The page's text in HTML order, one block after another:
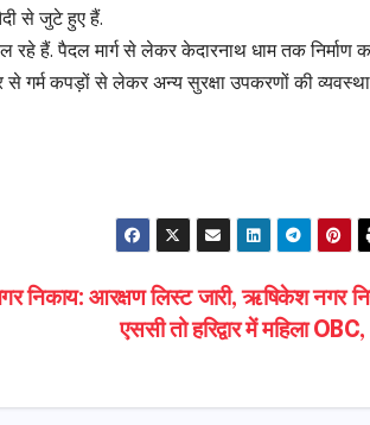
से जुटे हुए हैं.
रहे हैं. पैदल मार्ग से लेकर केदारनाथ धाम तक निर्माण
से गर्म कपड़ों से लेकर अन्य सुरक्षा उपकरणों की व्यवस्था
निकाय: आरक्षण लिस्ट जारी, ऋषिकेश नगर
एससी तो हरिद्वार में महिला OBC,